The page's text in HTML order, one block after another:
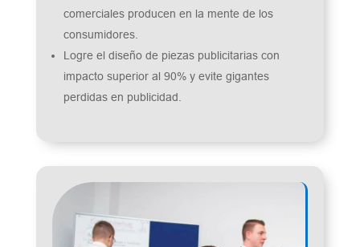
comerciales producen en la mente de los
consumidores.
Logre el diseño de piezas publicitarias con
impacto superior al 90% y evite gigantes
perdidas en publicidad.